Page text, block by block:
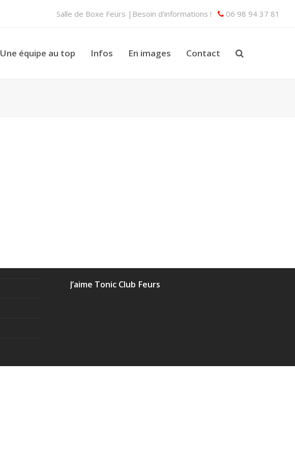
Salle de Boxe Feurs |Besoin d'informations ! 06 98 94 37 81
Une équipe au top Infos En images Contact
J’aime Tonic Club Feurs